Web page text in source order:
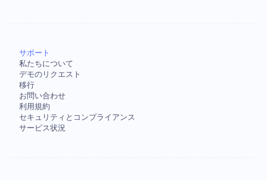
サポート
私たちについて
デモのリクエスト
移行
お問い合わせ
利用規約
セキュリティとコンプライアンス
サービス状況